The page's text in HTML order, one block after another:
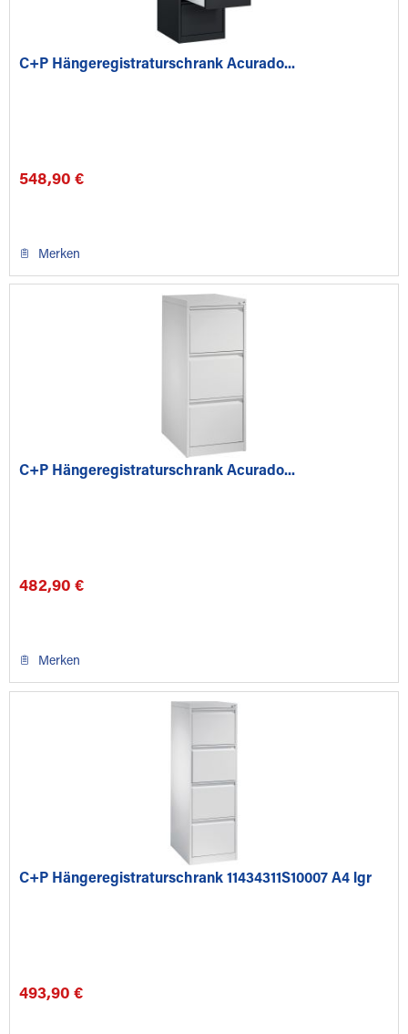
C+P Hängeregistraturschrank Acurado...
548,90 €
Merken
C+P Hängeregistraturschrank Acurado...
482,90 €
Merken
C+P Hängeregistraturschrank 11434311S10007 A4 lgr
493,90 €